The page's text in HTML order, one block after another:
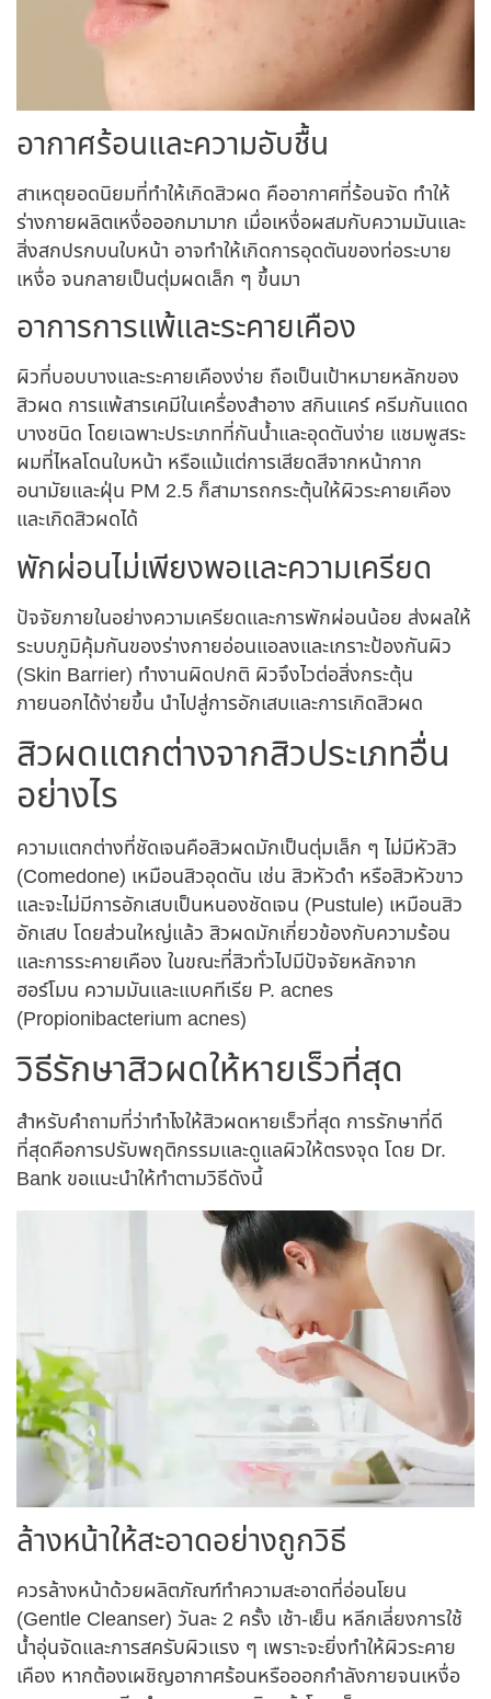
อากาศร้อนและความอับชื้น
สาเหตุยอดนิยมที่ทำให้เกิดสิวผด คืออากาศที่ร้อนจัด ทำให้
ร่างกายผลิตเหงื่อออกมามาก เมื่อเหงื่อผสมกับความมันและ
สิ่งสกปรกบนใบหน้า อาจทำให้เกิดการอุดตันของท่อระบาย
เหงื่อ จนกลายเป็นตุ่มผดเล็ก ๆ ขึ้นมา
อาการการแพ้และระคายเคือง
ผิวที่บอบบางและระคายเคืองง่าย ถือเป็นเป้าหมายหลักของ
สิวผด การแพ้สารเคมีในเครื่องสำอาง สกินแคร์ ครีมกันแดด
บางชนิด โดยเฉพาะประเภทที่กันน้ำและอุดตันง่าย แชมพูสระ
ผมที่ไหลโดนใบหน้า หรือแม้แต่การเสียดสีจากหน้ากาก
อนามัยและฝุ่น PM 2.5 ก็สามารถกระตุ้นให้ผิวระคายเคือง
และเกิดสิวผดได้
พักผ่อนไม่เพียงพอและความเครียด
ปัจจัยภายในอย่างความเครียดและการพักผ่อนน้อย ส่งผลให้
ระบบภูมิคุ้มกันของร่างกายอ่อนแอลงและเกราะป้องกันผิว
(Skin Barrier) ทำงานผิดปกติ ผิวจึงไวต่อสิ่งกระตุ้น
ภายนอกได้ง่ายขึ้น นำไปสู่การอักเสบและการเกิดสิวผด
สิวผดแตกต่างจากสิวประเภทอื่น
อย่างไร
ความแตกต่างที่ชัดเจนคือสิวผดมักเป็นตุ่มเล็ก ๆ ไม่มีหัวสิว
(Comedone) เหมือนสิวอุดตัน เช่น สิวหัวดำ หรือสิวหัวขาว
และจะไม่มีการอักเสบเป็นหนองชัดเจน (Pustule) เหมือนสิว
อักเสบ โดยส่วนใหญ่แล้ว สิวผดมักเกี่ยวข้องกับความร้อน
และการระคายเคือง ในขณะที่สิวทั่วไปมีปัจจัยหลักจาก
ฮอร์โมน ความมันและแบคทีเรีย P. acnes
(Propionibacterium acnes)
วิธีรักษาสิวผดให้หายเร็วที่สุด
สำหรับคำถามที่ว่าทําไงให้สิวผดหายเร็วที่สุด การรักษาที่ดี
ที่สุดคือการปรับพฤติกรรมและดูแลผิวให้ตรงจุด โดย Dr.
Bank ขอแนะนำให้ทำตามวิธีดังนี้
ล้างหน้าให้สะอาดอย่างถูกวิธี
ควรล้างหน้าด้วยผลิตภัณฑ์ทำความสะอาดที่อ่อนโยน
(Gentle Cleanser) วันละ 2 ครั้ง เช้า-เย็น หลีกเลี่ยงการใช้
น้ำอุ่นจัดและการสครับผิวแรง ๆ เพราะจะยิ่งทำให้ผิวระคาย
เคือง หากต้องเผชิญอากาศร้อนหรือออกกำลังกายจนเหงื่อ